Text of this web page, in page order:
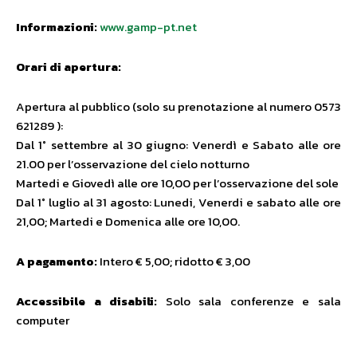
Informazioni:www.gamp-pt.net
Orari di apertura:
Apertura al pubblico (solo su prenotazione al numero 0573
621289 ):
Dal 1° settembre al 30 giugno: Venerdì e Sabato alle ore
21.00 per l’osservazione del cielo notturno
Martedi e Giovedì alle ore 10,00 per l’osservazione del sole
Dal 1° luglio al 31 agosto: Lunedi, Venerdi e sabato alle ore
21,00; Martedi e Domenica alle ore 10,00.
A pagamento:Intero € 5,00; ridotto € 3,00
Accessibile a disabili: Solo sala conferenze e sala
computer